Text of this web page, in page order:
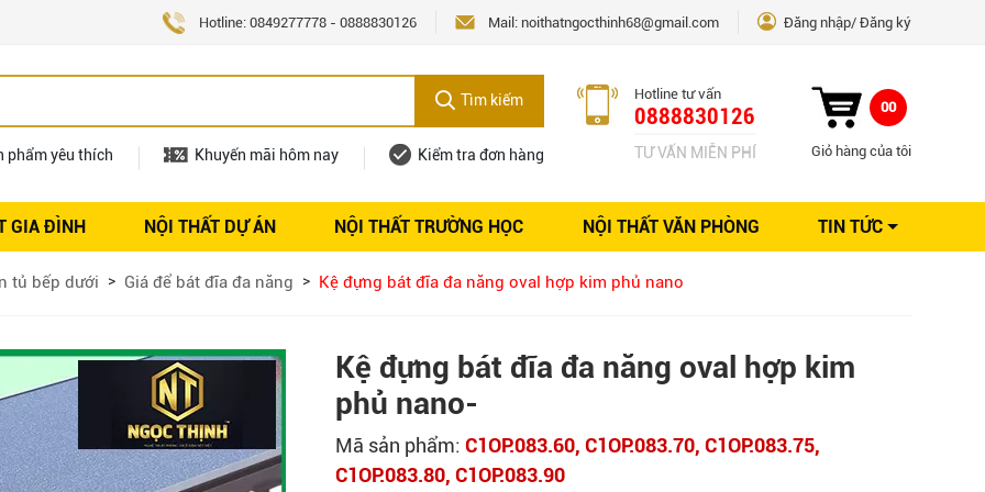
Hotline: 0849277778 - 0888830126 Mail: noithatngocthinh68@gmail.com Đăng nhập Đăng ký
Tìm kiếm
phẩm yêu thích Khuyến mãi hôm nay Kiểm tra đơn hàng
Hotline tư vấn
0888830126
TƯ VẤN MIỄN PHÍ
00
Giỏ hàng của tôi
GIA ĐÌNH NỘI THẤT DỰ ÁN NỘI THẤT TRƯỜNG HỌC NỘI THẤT VĂN PHÒNG TIN TỨC
thất Tuyển dụng Kinh nghiệm Nội thất
Sáng tạo
Giải pháp thiết kế
tủ bếp dưới Giá để bát đĩa đa năng Kệ đựng bát đĩa đa năng oval hợp kim phủ nano
Kệ đựng bát đĩa đa năng oval hợp kim
phủ nano-
Mã sản phẩm:C1OP.083.60, C1OP.083.70, C1OP.083.75,
C1OP.083.80, C1OP.083.90